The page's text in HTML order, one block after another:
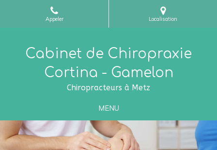
Appeler Localisation
Cabinet de Chiropraxie
Cortina - Gamelon
Chiropracteurs à Metz
MENU